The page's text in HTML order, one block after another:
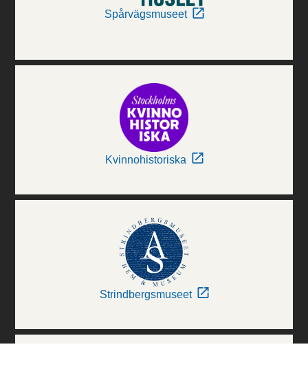
Spårvägsmuseet
Kvinnohistoriska
Strindbergsmuseet